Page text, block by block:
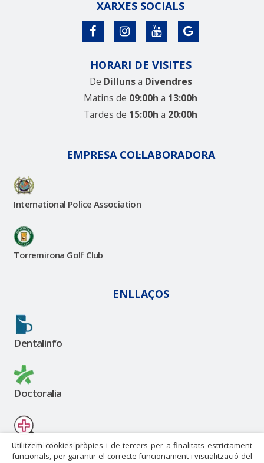
XARXES SOCIALS
HORARI DE VISITES
De Dillunsa Divendres
Matins de 09:00ha 13:00h
Tardes de 15:00h a 20:00h
EMPRESA COL·LABORADORA
International Police Association
Torremirona Golf Club
ENLLAÇOS
Dentalinfo
Doctoralia
masquemedicos
Utilitzem cookies pròpies i de tercers per a finalitats estrictament
funcionals, per garantir el correcte funcionament i visualització del